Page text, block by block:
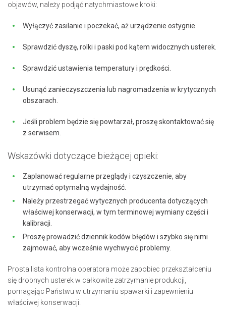
objawów, należy podjąć natychmiastowe kroki:
Wyłączyć zasilanie i poczekać, aż urządzenie ostygnie.
Sprawdzić dyszę, rolki i paski pod kątem widocznych usterek.
Sprawdzić ustawienia temperatury i prędkości.
Usunąć zanieczyszczenia lub nagromadzenia w krytycznych
obszarach.
Jeśli problem będzie się powtarzał, proszę skontaktować się
z serwisem.
Wskazówki dotyczące bieżącej opieki:
Zaplanować regularne przeglądy i czyszczenie, aby
utrzymać optymalną wydajność.
Należy przestrzegać wytycznych producenta dotyczących
właściwej konserwacji, w tym terminowej wymiany części i
kalibracji.
Proszę prowadzić dziennik kodów błędów i szybko się nimi
zajmować, aby wcześnie wychwycić problemy.
Prosta lista kontrolna operatora może zapobiec przekształceniu
się drobnych usterek w całkowite zatrzymanie produkcji,
pomagając Państwu w utrzymaniu spawarki i zapewnieniu
właściwej konserwacji.